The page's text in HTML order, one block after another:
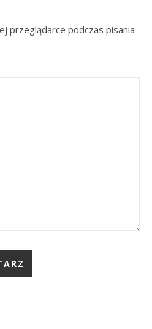
przeglądarce podczas pisania